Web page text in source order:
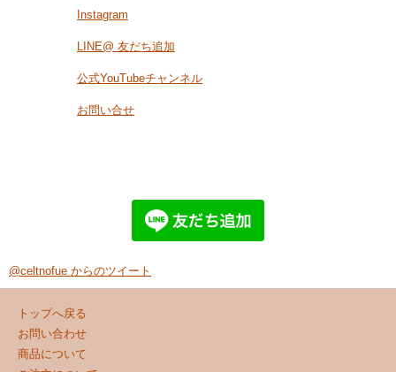
Instagram
LINE@ 友だち追加
公式YouTubeチャンネル
お問い合せ
@celtnofue からのツイート
トップへ戻る
お問い合わせ
商品について